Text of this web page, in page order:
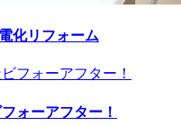
化リフォーム
ォーアフター！